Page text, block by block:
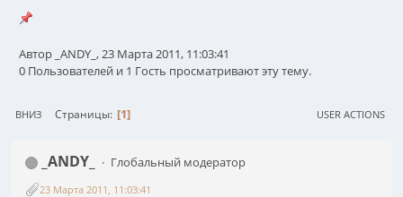
Автор _ANDY_, 23 Марта 2011, 11:03:41
0 Пользователей и 1 Гость просматривают эту тему.
ВНИЗ Страницы 1 USER ACTIONS
_ANDY_ Глобальный модератор
23 Марта 2011, 11:03:41